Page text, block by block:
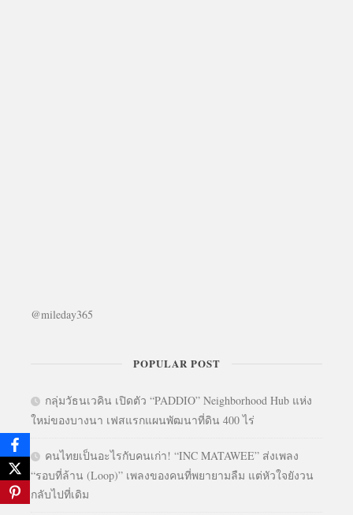
@mileday365
POPULAR POST
กลุ่มวัธนเวคิน เปิดตัว “PADDIO” Neighborhood Hub แห่ง
ใหม่ของบางนา เฟสแรกแผนพัฒนาที่ดิน 400 ไร่
คนไทยเป็นอะไรกับคนเก่า! “INC MATAWEE” ส่งเพลง
“รอบที่ล้าน (Loop)” เพลงของคนที่พยายามลืม แต่หัวใจยังวน
กลับไปที่เดิม